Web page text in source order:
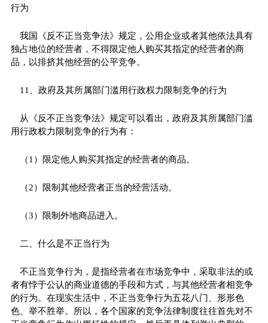
行为
我国《反不正当竞争法》规定，公用企业或者其他依法具有
独占地位的经营者，不得限定他人购买其指定的经营者的商
品，以排挤其他经营的公平竞争。
11、政府及其所属部门滥用行政权力限制竞争的行为
从《反不正当竞争法》规定可以看出，政府及其所属部门滥
用行政权力限制竞争的行为有：
（1）限定他人购买其指定的经营者的商品。
（2）限制其他经营者正当的经营活动。
（3）限制外地商品进入。
二、什么是不正当行为
不正当竞争行为，是指经营者在市场竞争中，采取非法的或
者有悖于公认的商业道德的手段和方式，与其他经营者相竞争
的行为。在现实生活中，不正当竞争行为五花八门、形形色
色、举不胜举。所以，各个国家的竞争法律制度往往首先对不